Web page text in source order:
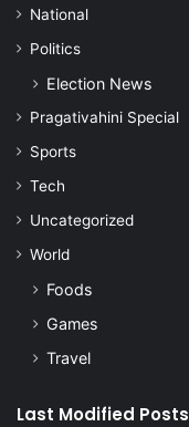
National
Politics
Election News
Pragativahini Special
Sports
Tech
Uncategorized
World
Foods
Games
Travel
Last Modified Posts